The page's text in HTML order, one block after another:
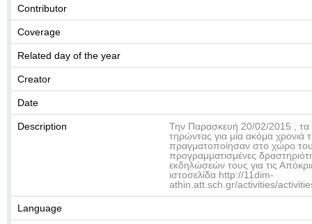
Contributor
Coverage
Related day of the year
Creator
Date
Description
Την Παρασκευή 20/02/2015 ,
τηρώντας για μία ακόμα
πραγματοποίησαν στο χώρο
προγραμματισμένες
εκδηλώσεών τους για τις
ιστοσελίδα http://11dim-
athin.att.sch.gr/activities/
Language